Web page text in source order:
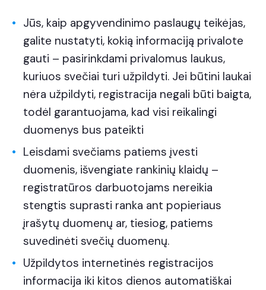
Jūs, kaip apgyvendinimo paslaugų teikėjas,
galite nustatyti, kokią informaciją privalote
gauti – pasirinkdami privalomus laukus,
kuriuos svečiai turi užpildyti. Jei būtini laukai
nėra užpildyti, registracija negali būti baigta,
todėl garantuojama, kad visi reikalingi
duomenys bus pateikti
Leisdami svečiams patiems įvesti
duomenis, išvengiate rankinių klaidų –
registratūros darbuotojams nereikia
stengtis suprasti ranka ant popieriaus
įrašytų duomenų ar, tiesiog, patiems
suvedinėti svečių duomenų.
Užpildytos internetinės registracijos
informacija iki kitos dienos automatiškai